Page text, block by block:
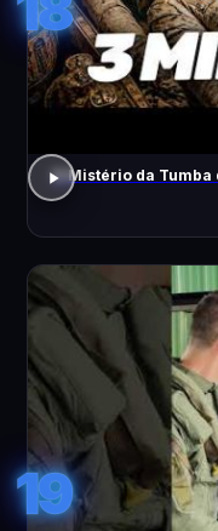
O Mistério da Tumba
19